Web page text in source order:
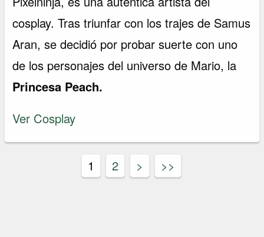
cosplay. Tras triunfar con los trajes de Samus
Aran, se decidió por probar suerte con uno
de los personajes del universo de Mario, la
Princesa Peach.
Ver Cosplay
1 2 > >>